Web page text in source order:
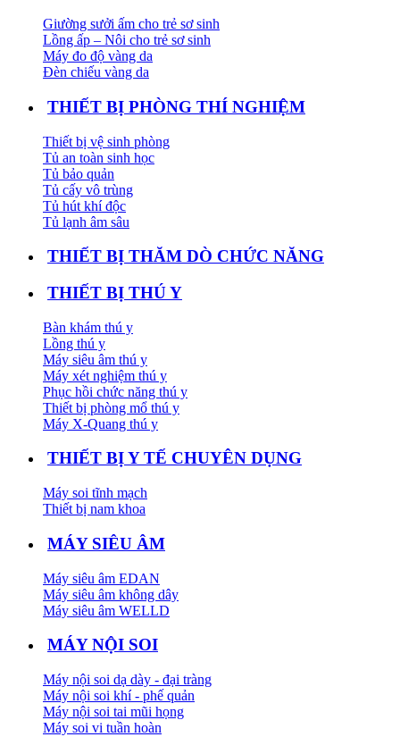
Giường sưởi ấm cho trẻ sơ sinh
Lồng ấp – Nôi cho trẻ sơ sinh
Máy đo độ vàng da
Đèn chiếu vàng da
THIẾT BỊ PHÒNG THÍ NGHIỆM
Thiết bị vệ sinh phòng
Tủ an toàn sinh học
Tủ bảo quản
Tủ cấy vô trùng
Tủ hút khí độc
Tủ lạnh âm sâu
THIẾT BỊ THĂM DÒ CHỨC NĂNG
THIẾT BỊ THÚ Y
Bàn khám thú y
Lồng thú y
Máy siêu âm thú y
Máy xét nghiệm thú y
Phục hồi chức năng thú y
Thiết bị phòng mổ thú y
Máy X-Quang thú y
THIẾT BỊ Y TẾ CHUYÊN DỤNG
Máy soi tĩnh mạch
Thiết bị nam khoa
MÁY SIÊU ÂM
Máy siêu âm EDAN
Máy siêu âm không dây
Máy siêu âm WELLD
MÁY NỘI SOI
Máy nội soi dạ dày - đại tràng
Máy nội soi khí - phế quản
Máy nội soi tai mũi họng
Máy soi vi tuần hoàn